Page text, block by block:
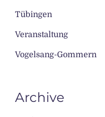
Tübingen
Veranstaltung
Vogelsang-Gommern
Archive